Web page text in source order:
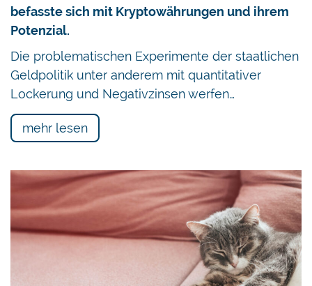
befasste sich mit Kryptowährungen und ihrem
Potenzial.
Die problematischen Experimente der staatlichen
Geldpolitik unter anderem mit quantitativer
Lockerung und Negativzinsen werfen…
mehr lesen